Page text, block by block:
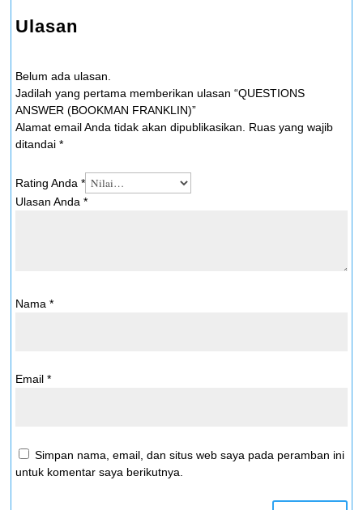
Ulasan
Belum ada ulasan.
Jadilah yang pertama memberikan ulasan “QUESTIONS
ANSWER (BOOKMAN FRANKLIN)”
Alamat email Anda tidak akan dipublikasikan.
Ruas yang wajib
ditandai *
Rating Anda *
Ulasan Anda *
Nama *
Email *
Simpan nama, email, dan situs web saya pada peramban ini
untuk komentar saya berikutnya.